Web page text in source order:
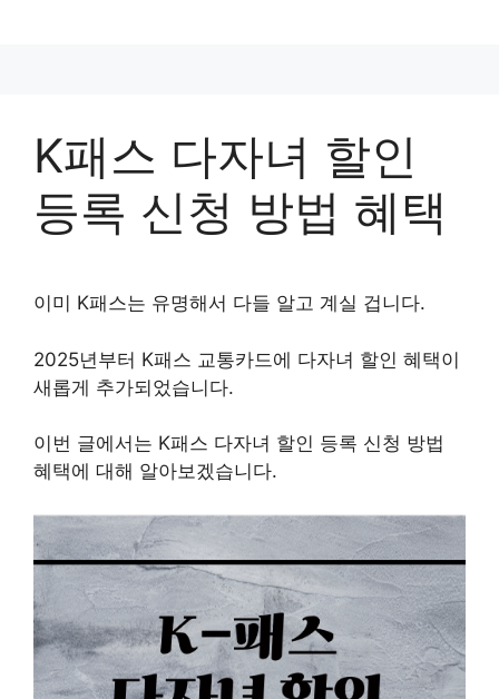
K패스 다자녀 할인
등록 신청 방법 혜택
이미 K패스는 유명해서 다들 알고 계실 겁니다.
2025년부터 K패스 교통카드에 다자녀 할인 혜택이
새롭게 추가되었습니다.
이번 글에서는 K패스 다자녀 할인 등록 신청 방법
혜택에 대해 알아보겠습니다.